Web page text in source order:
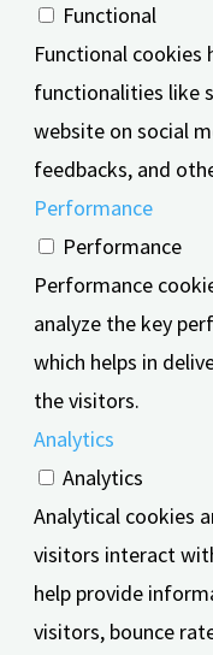
Functional
Functional
functionalities like
website on social
feedbacks, and
Performance
Performance
Performance
analyze the key
which helps in
the visitors.
Analytics
Analytics
Analytical cookies
visitors interact
help provide
visitors, bounce